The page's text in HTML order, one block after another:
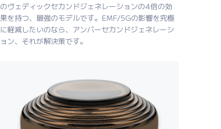
のヴェディックセカンドジェネレーションの4倍の効
果を持つ、 最強のモデルです。 EMF/5Gの影響を究極
に軽減したいのなら、アンバーセカンドジェネレーシ
ョン、それが解決策です。